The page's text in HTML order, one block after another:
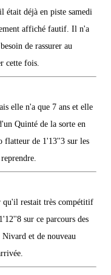
était déjà en piste samedi
affiché fautif. Il n'a
de rassurer au
cette fois.
elle n'a que 7 ans et elle
Quinté de la sorte en
flatteur de 1'13''3 sur les
qu'il restait très compétitif
sur ce parcours des
et de nouveau